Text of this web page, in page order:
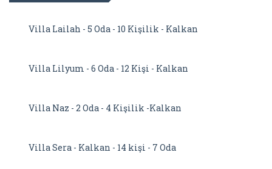
Villa Lailah - 5 Oda - 10 Kişilik - Kalkan
Villa Lilyum - 6 Oda - 12 Kişi - Kalkan
Villa Naz - 2 Oda - 4 Kişilik -Kalkan
Villa Sera - Kalkan - 14 kişi - 7 Oda